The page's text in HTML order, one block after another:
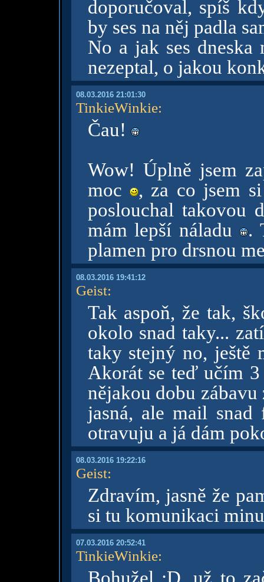
doporučoval, spíš
by ses na něj padla
No a jak ses dneska
nezeptal, o jakou
08.03.2016 21:01:30
TinkieWinkie:
Čau!
Wow! Úplně jsem
moc
, za co jsem
poslouchal takovou
mám lepší náladu
.
plamen pro drsnou
08.03.2016 19:41:12
Geist:
Tak aspoň, že tak,
okolo snad taky...
taky stejný no, ještě
Akorát se teď učím
nějakou dobu
jasná, ale mail
otravuju a já dám
08.03.2016 19:22:16
Geist:
Zdravím, jasně že
si tu komunikaci
07.03.2016 20:52:41
TinkieWinkie: